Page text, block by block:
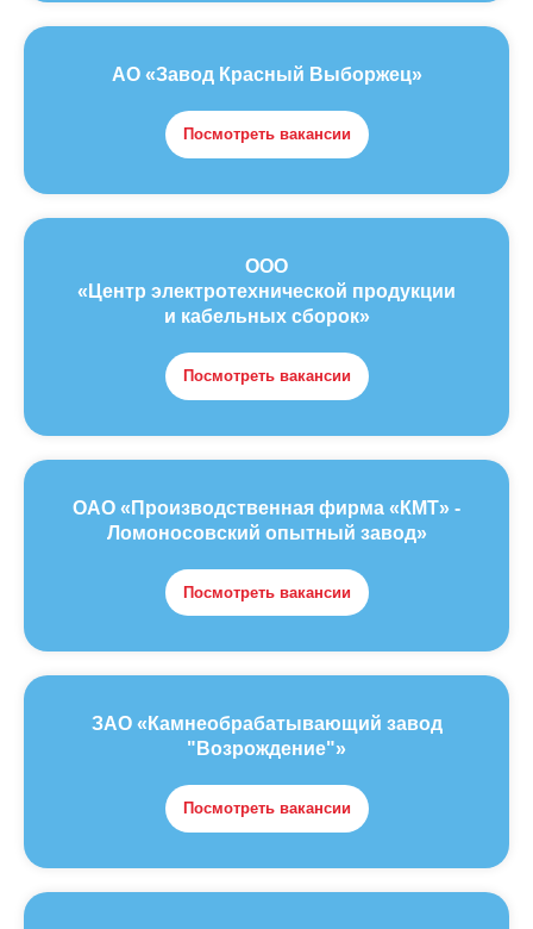
АО «Завод Красный Выборжец»
Посмотреть вакансии
ООО
«Центр электротехнической продукции
и кабельных сборок»
Посмотреть вакансии
ОАО «Производственная фирма «КМТ» -
Ломоносовский опытный завод»
Посмотреть вакансии
ЗАО «Камнеобрабатывающий завод
"Возрождение"»
Посмотреть вакансии